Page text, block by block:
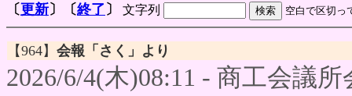
〔更新〕〔終了 〕 文字列 空白で区切っ
【964】 会報「さく」より
2026/6/4(木)08:11 - 商工会議